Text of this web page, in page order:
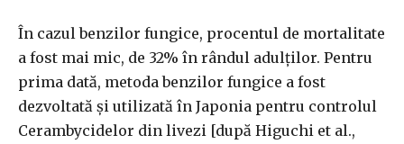
În cazul benzilor fungice, procentul de mortalitate
a fost mai mic, de 32% în rândul adulților. Pentru
prima dată, metoda benzilor fungice a fost
dezvoltată și utilizată în Japonia pentru controlul
Cerambycidelor din livezi [după Higuchi et al.,